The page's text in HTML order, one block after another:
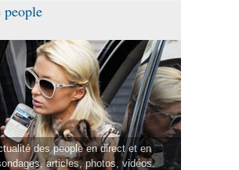
des people en direct et en
articles, photos, vidéos.